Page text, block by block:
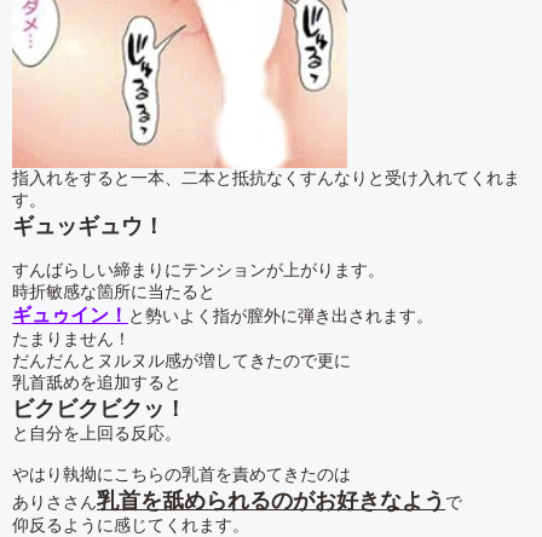
指入れをすると一本、二本と抵抗なくすんなりと受け入れてくれま
す。
ギュッギュウ！
すんばらしい締まりにテンションが上がります。
時折敏感な箇所に当たると
ギュゥイン！ と勢いよく指が膣外に弾き出されます。
たまりません！
だんだんとヌルヌル感が増してきたので更に
乳首舐めを追加すると
ビクビクビクッ！
と自分を上回る反応。
やはり執拗にこちらの乳首を責めてきたのは
ありささん乳首を舐められるのがお好きなよう で
仰反るように感じてくれます。